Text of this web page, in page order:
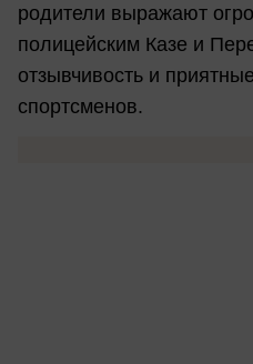
родители выражают
полицейским Казе и
отзывчивость и
спортсменов.